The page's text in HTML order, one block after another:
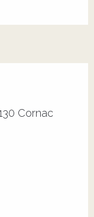
Cornac